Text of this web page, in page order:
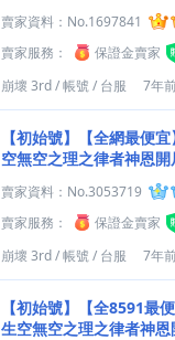
賣家資料： No.1697841
賣家服務：
保證金賣家
崩壞 3rd/帳號/ 台服 7年
【初始號】【全網最便
空無空之理之律者神恩開
賣家資料： No.3053719
賣家服務：
保證金賣家
崩壞 3rd/帳號/ 台服 7年
【初始號】【全8591最
生空無空之理之律者神恩